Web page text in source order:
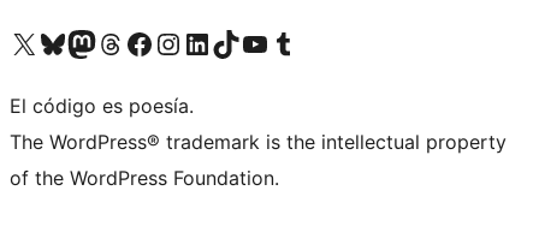
Visita nuestra cuenta de X (anteriormente Twitter)
Visita nuestra cuenta de Bluesky
Visita nuestra cuenta de Mastodon
Visita nuestra cuenta de Threads
Visita nuestra página de Facebook
Visita nuestra cuenta de Instagram
Visita nuestra cuenta de LinkedIn
Visita nuestra cuenta de TikTok
Visita nuestro canal de YouTube
Visita nuestra cuenta de Tumblr
El código es poesía.
The WordPress® trademark is the intellectual property
of the WordPress Foundation.